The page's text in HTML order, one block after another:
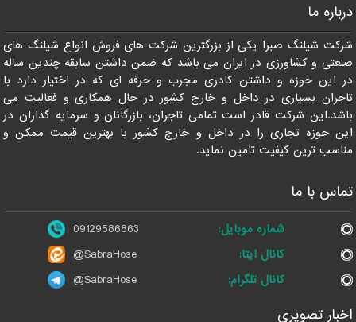
درباره ما
شرکت شیلنگ صبرا یکی از بزرگترین شرکت های فروش انواع شیلنگ های
صنعتی و کشاورزی در ایران می باشد که ضمن داشتن سابقه چندین ساله
در این حوزه و داشتن کادری مجرب و حرفه ای که در اختیار دارد با
تاجران بسیاری در داخل و خارج کشور در حال همکاری و فعالیت می
باشد.این شرکت قادر است تمامی تاجران، بازرگانان و سرمایه گذاران در
این حوزه تجاری را در داخل و خارج کشور با بهترین قیمت ممکن و
مناسب ترین کیفیت تامین نماید.
تماس با ما
شماره موبایل:
09129586863
کانال ایتا:
@SabraHose
کانال تلگرام:
@SabraHose
اخبار تصویری
09129586863